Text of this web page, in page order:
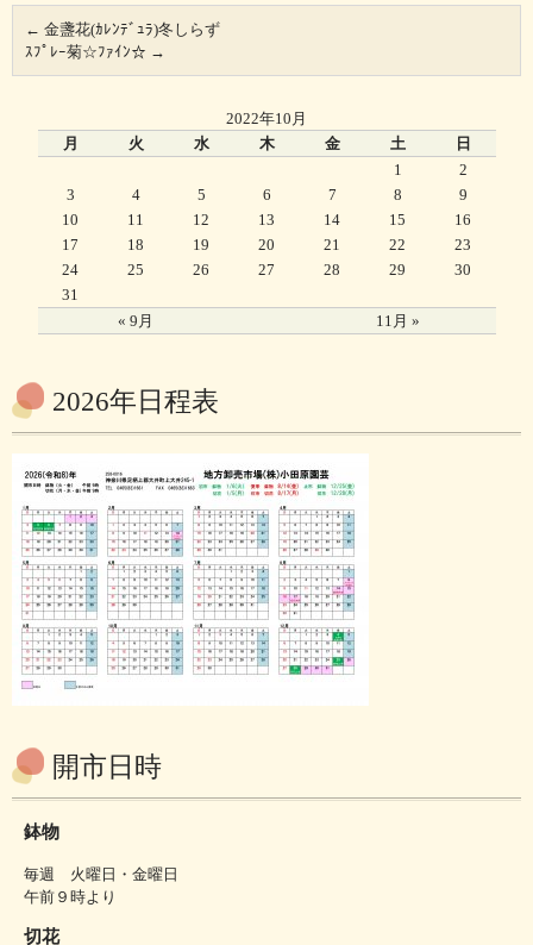
← 金盞花(ｶﾚﾝﾃﾞｭﾗ)冬しらず
ｽﾌﾟﾚｰ菊☆ﾌｧｲﾝ☆ →
2022年10月
月
火 水 木 金 土 日
« 9月 11月 »
1
2
3
4 5 6 7 8
9
10
11 12 13 14 15
16
17
18 19 20 21 22
23
24
25 26 27 28 29
30
31
2026年日程表
開市日時
鉢物
毎週 火曜日・金曜日
午前９時より
切花